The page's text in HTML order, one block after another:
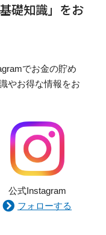
礎知識」をお
でお金の貯め
やお得な情報をお
公式Instagram
フォローする